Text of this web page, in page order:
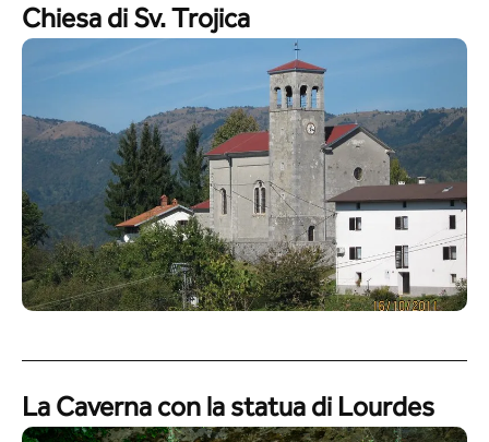
Chiesa di Sv. Trojica
La Caverna con la statua di Lourdes